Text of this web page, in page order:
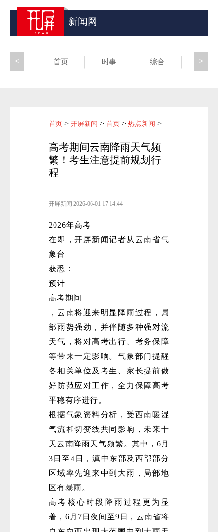
新闻网
首页 时事 综合 昆滇
>
<
首页 > 开屏新闻 > 首页 > 热点新闻 >
高考期间云南降雨天气频
繁！考生注意提前规划行
程
开屏新闻 2026-06-01 17:14:44
2026年高考
在即，开屏新闻记者从云南省气
象台
获悉：
预计
高考期间
，云南将迎来明显降雨过程，局
部雨势强劲，并伴随多种强对流
天气，将对高考出行、考务保障
等带来一定影响。气象部门提醒
各相关单位及考生、家长提前做
好防范应对工作，全力保障高考
平稳有序进行。
根据气象资料分析，受西南暖湿
气流和切变线共同影响，未来十
天云南降雨天气频繁。其中，6月
3日至4日，滇中东部及西部部分
区域率先迎来中到大雨，局部地
区有暴雨。
高考核心时段降雨过程更为显
著，6月7日夜间至9日，云南省将